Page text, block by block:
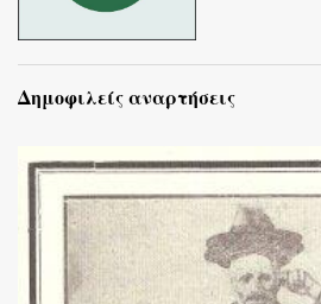
Δημοφιλείς αναρτήσεις